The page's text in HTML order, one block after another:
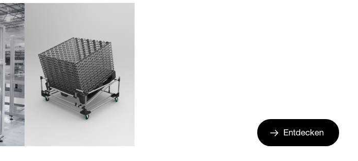
Entdecken